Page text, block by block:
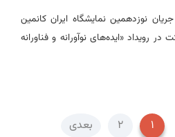
نوزدهمین نمایشگاه ایران کانمین
در رویداد «ایده‌های نوآورانه و فناورانه
۱ ۲ بعدی